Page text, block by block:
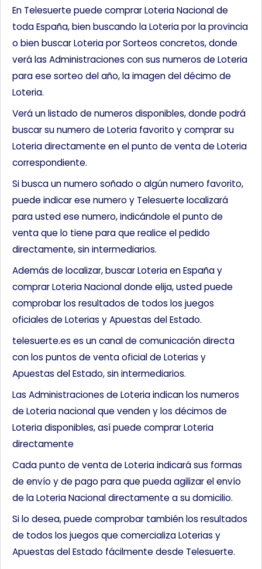
En Telesuerte puede comprar Loteria Nacional de
toda España, bien buscando la Loteria por la provincia
o bien buscar Loteria por Sorteos concretos, donde
verá las Administraciones con sus numeros de Loteria
para ese sorteo del año, la imagen del décimo de
Loteria.
Verá un listado de numeros disponibles, donde podrá
buscar su numero de Loteria favorito y comprar su
Loteria directamente en el punto de venta de Loteria
correspondiente.
Si busca un numero soñado o algún numero favorito,
puede indicar ese numero y Telesuerte localizará
para usted ese numero, indicándole el punto de
venta que lo tiene para que realice el pedido
directamente, sin intermediarios.
Además de localizar, buscar Loteria en España y
comprar Loteria Nacional donde elija, usted puede
comprobar los resultados de todos los juegos
oficiales de Loterias y Apuestas del Estado.
telesuerte.es es un canal de comunicación directa
con los puntos de venta oficial de Loterias y
Apuestas del Estado, sin intermediarios.
Las Administraciones de Loteria indican los numeros
de Loteria nacional que venden y los décimos de
Loteria disponibles, así puede comprar Loteria
directamente
Cada punto de venta de Loteria indicará sus formas
de envío y de pago para que pueda agilizar el envío
de la Loteria Nacional directamente a su domicilio.
Si lo desea, puede comprobar también los resultados
de todos los juegos que comercializa Loterias y
Apuestas del Estado fácilmente desde Telesuerte.